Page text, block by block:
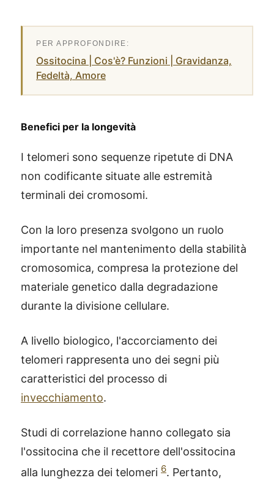
Ossitocina | Cos'è? Funzioni | Gravidanza,
Fedeltà, Amore
Benefici per la longevità
I telomeri sono sequenze ripetute di DNA
non codificante situate alle estremità
terminali dei cromosomi.
Con la loro presenza svolgono un ruolo
importante nel mantenimento della stabilità
cromosomica, compresa la protezione del
materiale genetico dalla degradazione
durante la divisione cellulare.
A livello biologico, l'accorciamento dei
telomeri rappresenta uno dei segni più
caratteristici del processo di
invecchiamento.
Studi di correlazione hanno collegato sia
l'ossitocina che il recettore dell'ossitocina
alla lunghezza dei telomeri 6. Pertanto,